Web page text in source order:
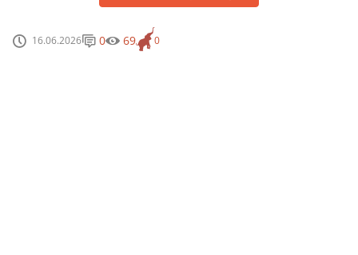
16.06.2026 0
0 69